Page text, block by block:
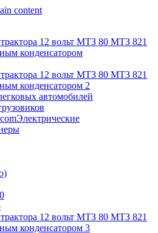
content
автомобилей
Электрические